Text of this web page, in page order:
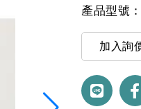
產品型號：
加入詢